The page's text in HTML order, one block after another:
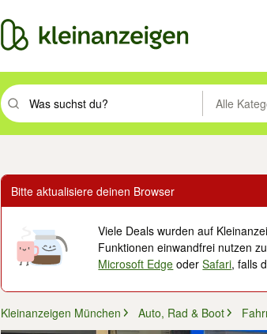
Suchbegriff eingeben. Eingabetaste drücken um zu
Alle
Bitte aktualisiere deinen Browser
Viele Deals wurden auf
Funktionen einwandfrei nutzen
Microsoft Edge oderSafari, falls
Kleinanzeigen München Auto, Rad & Boot